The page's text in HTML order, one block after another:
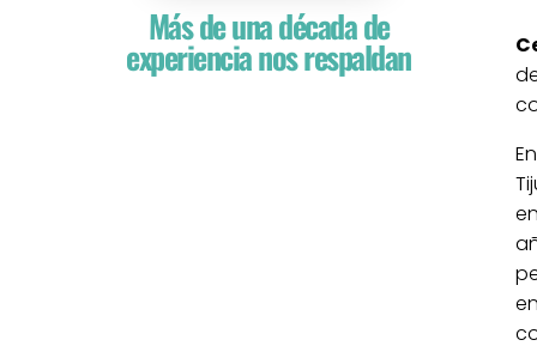
Más de una década de
experiencia nos respaldan